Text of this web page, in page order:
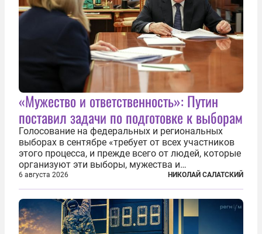
«Мужество и ответственность»: Путин
поставил задачи по подготовке к выборам
Голосование на федеральных и региональных
выборах в сентябре «требует от всех участников
этого процесса, и прежде всего от людей, которые
организуют эти выборы, мужества и
ответственного отношения к формированию
власти», — подчеркнул президент Владимир Путин
на состоявшейся 5 августа в Кремле...
6 августа 2026 НИКОЛАЙ САЛАТСКИЙ